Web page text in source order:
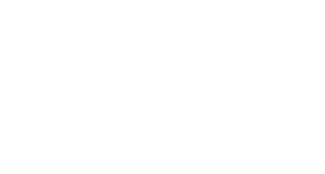
výletov i concierge služby.
miestnych klimatických podmienok. Jazyky: angličtina. Kreditné karty: Visa,
stôl, vlastná kúpeľňa so sprchou a vaňou a možnosť prístelky. Niektoré izby
v niektorých variantoch, vlastnou kúpeľňou so sprchou/vaňou a pohodlným